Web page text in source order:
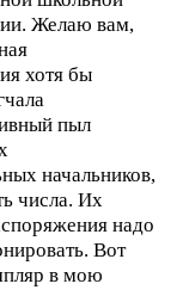
Желаю вам,
хотя бы
пыл
начальников,
числа. Их
надо
Вот
в мою